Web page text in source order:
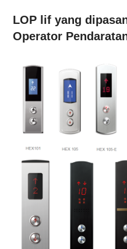
LOP lif yang
Operator